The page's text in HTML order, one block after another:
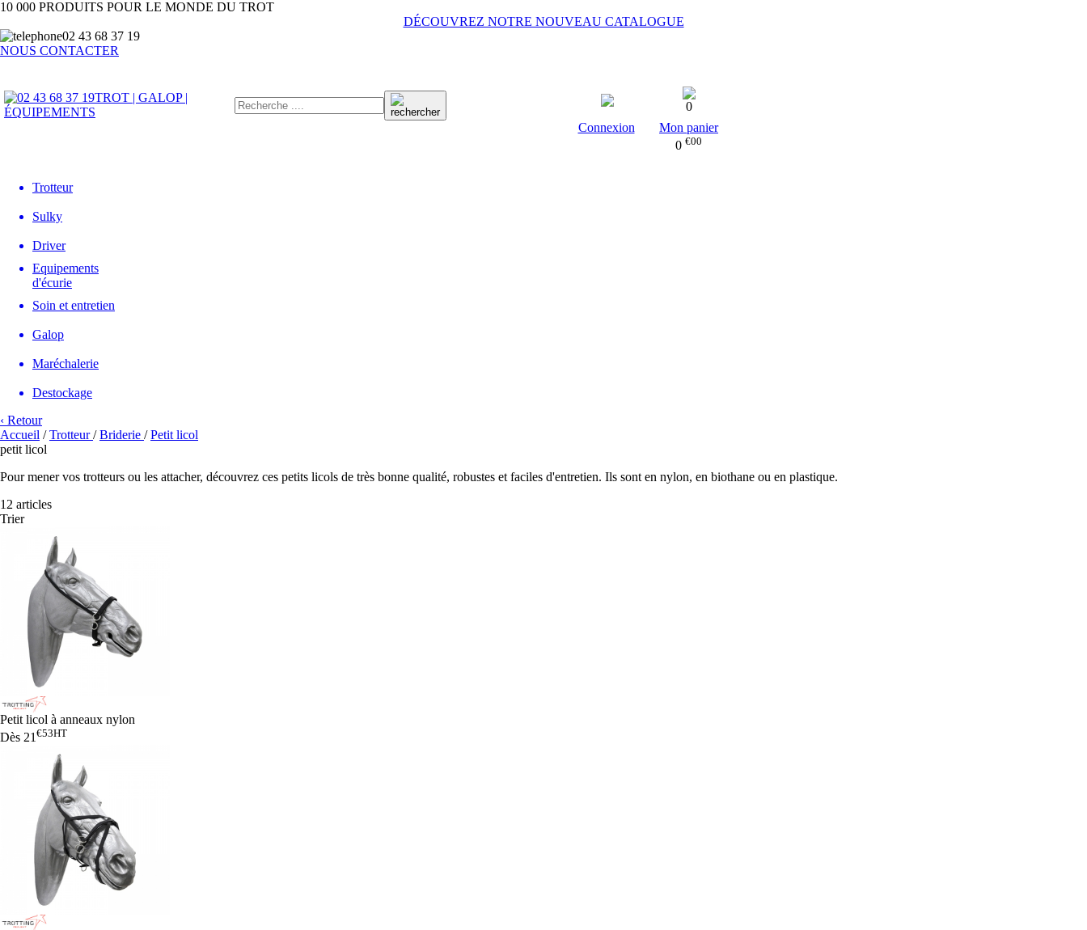
10 000 PRODUITS POUR LE MONDE DU TROT
DÉCOUVREZ NOTRE NOUVEAU CATALOGUE
02 43 68 37 19
NOUS CONTACTER
TROT | GALOP |
ÉQUIPEMENTS
Connexion
0
Mon panier
0 €00
Trotteur
Sulky
Driver
Equipements
d'écurie
Soin et entretien
Galop
Maréchalerie
Destockage
‹ Retour
Accueil /Trotteur /Briderie /Petit licol
petit licol
Pour mener vos trotteurs ou les attacher, découvrez ces petits licols de très bonne qualité, robustes et faciles d'entretien. Ils sont en nylon, en biothane ou en plastique.
12 articles
Trier
Petit licol à anneaux nylon
Dès 21 €53HT